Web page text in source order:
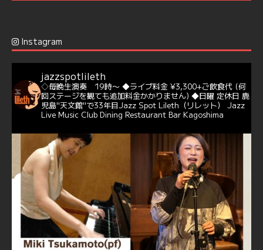
@delightful_gang
バー♪♬
当店での演奏シーンもご覧いただけます❣❣
#天文館ミリオネーション #ジャミラ #クリスマスソング
https://youtu.be/2lhypP4KWc4?si=CEbY-wEg5HDc_iEv
6 Twitter
Jazz Spot Lilet · 11 11月 2024
忘年会＆新年会 ご予約承り中❣❣
☆窓辺から天文館ミリオネーション
☆JAZZの生演奏を聴きながら♪
☆地産地消に拘ったフードメニュー
プラン内容はご予算とご要望に応じてアレンジ可能ですの
で、お気軽にお問い合せください
https://jazzspotlileth.com/recommend/8650
6 7 Twitter
Instagram
jazzspotlileth
◇毎晩生演奏 19時〜 ◆ライブ料金 ¥3,300+ご飲食代 (何
回ステージを観ても追加料金かかりません) ◆日曜 定休日 鹿
児島"天文館"で33年目Jazz Spot Lileth（リレット）
Jazz
Live Music Club Dining Restaurant Bar Kagoshima